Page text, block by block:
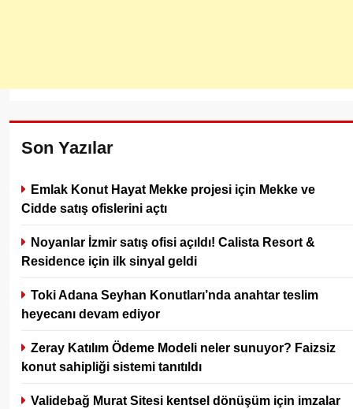
Son Yazılar
Emlak Konut Hayat Mekke projesi için Mekke ve
Cidde satış ofislerini açtı
Noyanlar İzmir satış ofisi açıldı! Calista Resort &
Residence için ilk sinyal geldi
Toki Adana Seyhan Konutları’nda anahtar teslim
heyecanı devam ediyor
Zeray Katılım Ödeme Modeli neler sunuyor? Faizsiz
konut sahipliği sistemi tanıtıldı
Validebağ Murat Sitesi kentsel dönüşüm için imzalar